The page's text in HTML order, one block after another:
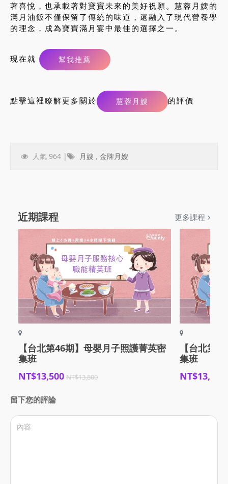
著喜悅，也承載著對寶寶未來的美好祝願。慧蓉月嫂的
滿月油飯不僅保留了傳統的味道，還融入了現代營養學
的理念，成為寶寶滿月宴中最佳的選擇之一。
現在就 幫我推薦
點擊這裡瞭解更多關於 慧蓉月嫂 的評價
人氣 964 | 月嫂 , 金牌月嫂
近期課程 更多課程
【台北第46期】母嬰月子照護菁英密
集班
NT$13,500 NT$13,800
【台北第
集班
NT$13,500
留下您的評論